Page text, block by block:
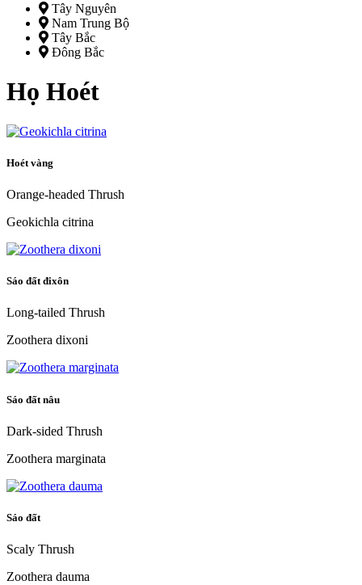
Tây Nguyên
Nam Trung Bộ
Tây Bắc
Đông Bắc
Họ Hoét
Hoét vàng
Orange-headed Thrush
Geokichla citrina
Sáo đất đixôn
Long-tailed Thrush
Zoothera dixoni
Sáo đất nâu
Dark-sided Thrush
Zoothera marginata
Sáo đất
Scaly Thrush
Zoothera dauma